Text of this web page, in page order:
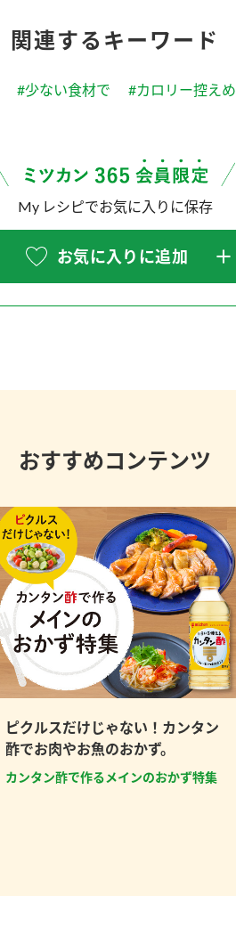
関連するキーワード
#少ない食材で #カロリー控えめ
My レシピでお気に入りに保存
お気に入りに追加
おすすめコンテンツ
ピクルスだけじゃない！カンタン
酢でお肉やお魚のおかず。
カンタン酢で作るメインのおかず特集